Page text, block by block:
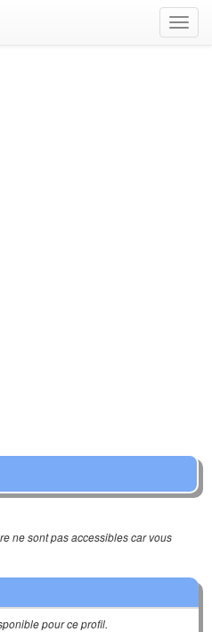
ne sont pas accessibles car vous
pour ce profil.